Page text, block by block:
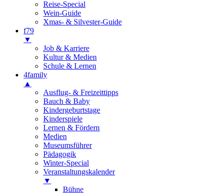
Reise-Special
Wein-Guide
Xmas- & Silvester-Guide
f79
▼
Job & Karriere
Kultur & Medien
Schule & Lernen
4family
▲
Ausflug- & Freizeittipps
Bauch & Baby
Kindergeburtstage
Kinderspiele
Lernen & Fördern
Medien
Museumsführer
Pädagogik
Winter-Special
Veranstaltungskalender
▼
Bühne